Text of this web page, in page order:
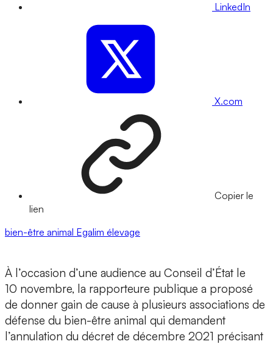
LinkedIn
X.com
Copier le
lien
bien-être animal Egalim élevage
À l’occasion d’une audience au Conseil d’État le
10 novembre, la rapporteure publique a proposé
de donner gain de cause à plusieurs associations de
défense du bien-être animal qui demandent
l’annulation du décret de décembre 2021 précisant